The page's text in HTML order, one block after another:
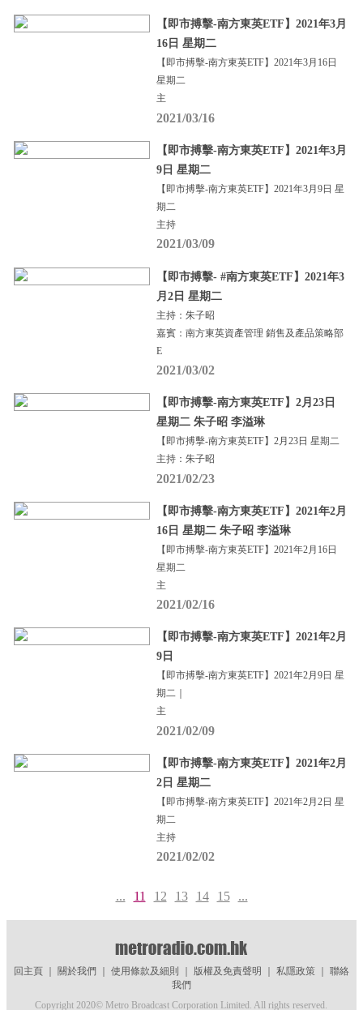
【即市搏擊-南方東英ETF】2021年3月
16日 星期二
【即市搏擊-南方東英ETF】2021年3月16日
星期二
主
2021/03/16
【即市搏擊-南方東英ETF】2021年3月
9日 星期二
【即市搏擊-南方東英ETF】2021年3月9日 星
期二
主持
2021/03/09
【即市搏擊- #南方東英ETF】2021年3
月2日 星期二
主持：朱子昭
嘉賓：南方東英資產管理 銷售及產品策略部
E
2021/03/02
【即市搏擊-南方東英ETF】2月23日
星期二 朱子昭 李溢琳
【即市搏擊-南方東英ETF】2月23日 星期二
主持：朱子昭
2021/02/23
【即市搏擊-南方東英ETF】2021年2月
16日 星期二 朱子昭 李溢琳
【即市搏擊-南方東英ETF】2021年2月16日
星期二
主
2021/02/16
【即市搏擊-南方東英ETF】2021年2月
9日
【即市搏擊-南方東英ETF】2021年2月9日 星
期二｜
主
2021/02/09
【即市搏擊-南方東英ETF】2021年2月
2日 星期二
【即市搏擊-南方東英ETF】2021年2月2日 星
期二
主持
2021/02/02
... 11 12 13 14 15 ...
回主頁｜ 關於我們 使用條款及細則 版權及免責聲明 私隱政策｜ 聯絡
我們
Copyright 2020© Metro Broadcast Corporation Limited. All rights reserved.